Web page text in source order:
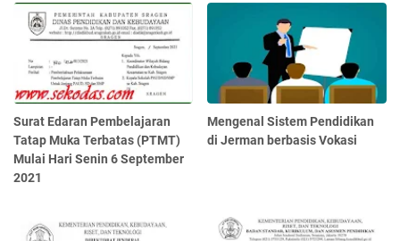
Surat Edaran Pembelajaran
Tatap Muka Terbatas (PTMT)
Mulai Hari Senin 6 September
2021
Mengenal Sistem Pendidikan
di Jerman berbasis Vokasi